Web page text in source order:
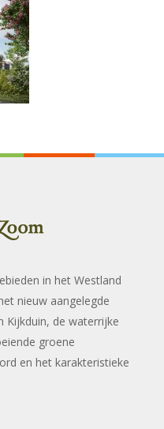
in het Westland
nieuw aangelegde
Kijkduin, de waterrijke
groene
en het karakteristieke